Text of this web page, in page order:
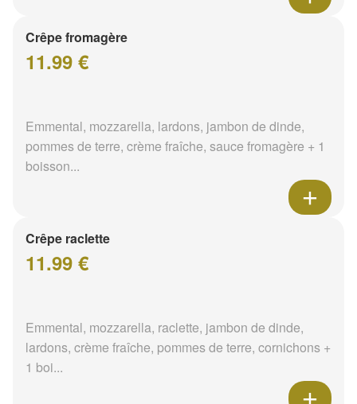
Crêpe fromagère
11.99 €
Emmental, mozzarella, lardons, jambon de dinde,
pommes de terre, crème fraîche, sauce fromagère + 1
boisson...
Crêpe raclette
11.99 €
Emmental, mozzarella, raclette, jambon de dinde,
lardons, crème fraîche, pommes de terre, cornichons +
1 boi...